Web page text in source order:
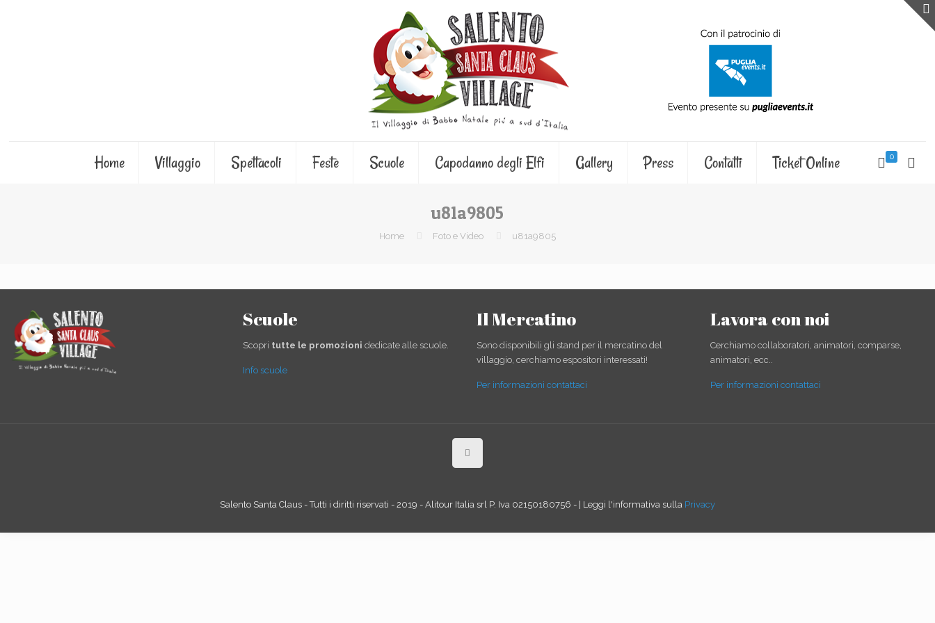
Home Villaggio Spettacoli Feste Scuole Capodanno degli Elfi Gallery Press Contatti Ticket Online 0
u81a9805
Home Foto e Video u81a9805
Scuole
Scopri tutte le promozioni dedicate alle scuole.
Info scuole
Il Mercatino
Sono disponibili gli stand per il mercatino del
villaggio, cerchiamo espositori interessati!
Per informazioni contattaci
Lavora con noi
Cerchiamo collaboratori, animatori, comparse,
animatori, ecc..
Per informazioni contattaci
Salento Santa Claus - Tutti i diritti riservati - 2019 - Alitour Italia srl P. Iva 02150180756 - | Leggi l'informativa sulla Privacy